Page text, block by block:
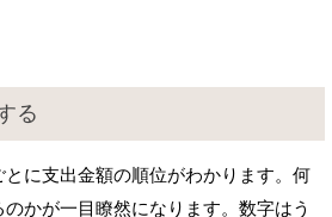
る
に支出金額の順位がわかります。何
かが一目瞭然になります。数字はう